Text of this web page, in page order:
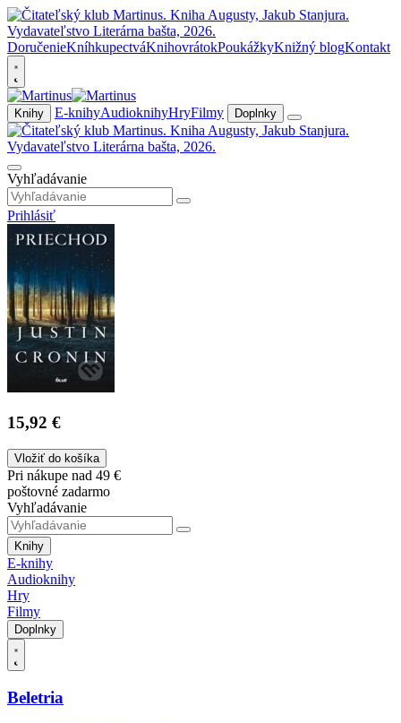
DoručenieKníhkupectváKnihovrátokPoukážkyKnižný blogKontakt
Knihy E-knihyAudioknihyHryFilmy Doplnky
Vyhľadávanie
Prihlásiť
15,92 €
Vložiť do košíka
Pri nákupe nad 49 €
poštovné zadarmo
Vyhľadávanie
Knihy
E-knihy
Audioknihy
Hry
Filmy
Doplnky
Beletria